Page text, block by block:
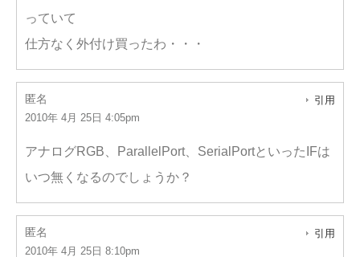
っていて
仕方なく外付け買ったわ・・・
匿名
2010年 4月 25日 4:05pm
引用
アナログRGB、ParallelPort、SerialPortといったIFは
いつ無くなるのでしょうか？
匿名
2010年 4月 25日 8:10pm
引用